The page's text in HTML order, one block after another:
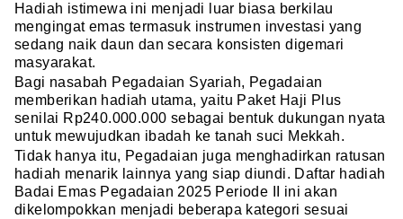
Hadiah istimewa ini menjadi luar biasa berkilau
mengingat emas termasuk instrumen investasi yang
sedang naik daun dan secara konsisten digemari
masyarakat.
Bagi nasabah Pegadaian Syariah, Pegadaian
memberikan hadiah utama, yaitu Paket Haji Plus
senilai Rp240.000.000 sebagai bentuk dukungan nyata
untuk mewujudkan ibadah ke tanah suci Mekkah.
Tidak hanya itu, Pegadaian juga menghadirkan ratusan
hadiah menarik lainnya yang siap diundi. Daftar hadiah
Badai Emas Pegadaian 2025 Periode II ini akan
dikelompokkan menjadi beberapa kategori sesuai